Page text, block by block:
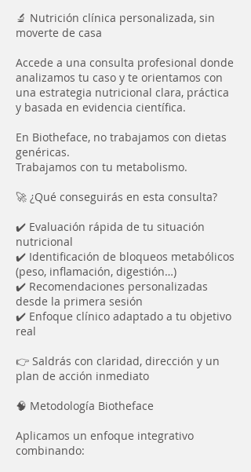
🔬 Nutrición clínica personalizada, sin
moverte de casa
Accede a una consulta profesional donde
analizamos tu caso y te orientamos con
una estrategia nutricional clara, práctica
y basada en evidencia científica.
En Biotheface, no trabajamos con dietas
genéricas.
Trabajamos con tu metabolismo.
🚀 ¿Qué conseguirás en esta consulta?
✔️ Evaluación rápida de tu situación
nutricional
✔️ Identificación de bloqueos metabólicos
(peso, inflamación, digestión…)
✔️ Recomendaciones personalizadas
desde la primera sesión
✔️ Enfoque clínico adaptado a tu objetivo
real
👉 Saldrás con claridad, dirección y un
plan de acción inmediato
🧠 Metodología Biotheface
Aplicamos un enfoque integrativo
combinando: